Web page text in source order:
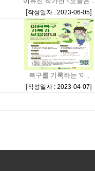
[작성일자 : 2023-06-05]
북구를 기록하는 '이..
[작성일자 : 2023-04-07]